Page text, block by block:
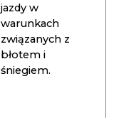
jazdy w
warunkach
związanych z
błotem i
śniegiem.